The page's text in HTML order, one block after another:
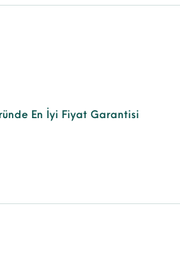
En İyi Fiyat Garantisi